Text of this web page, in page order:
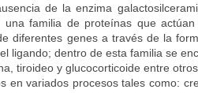
de la enzima
una familia de proteínas que
diferentes genes a través de la
ligando; dentro de esta familia se
tiroideo y glucocorticoide entre
en variados procesos tales como: